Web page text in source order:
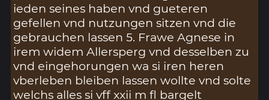
ieden seines haben vnd gueteren
gefellen vnd nutzungen sitzen vnd die
gebrauchen lassen 5. Frawe Agnese in
irem widem Allersperg vnd desselben zu
vnd eingehorungen wa si iren heren
vberleben bleiben lassen wollte vnd solte
welchs alles si vff xxii m fl bargelt